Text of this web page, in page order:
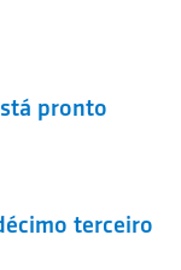
pronto
terceiro